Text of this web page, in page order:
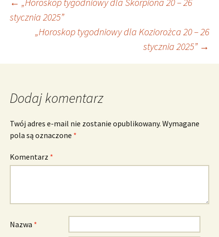
Nawigacja
wpisu
stycznia 2025”
„Horoskop tygodniowy dla Koziorożca 20 – 26
stycznia 2025” →
Dodaj komentarz
Twój adres e-mail nie zostanie opublikowany. Wymagane
pola są oznaczone *
Komentarz *
Nazwa *